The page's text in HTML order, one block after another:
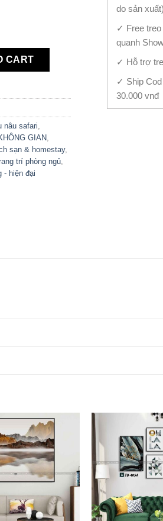
Trừu Tượng Hiện Đại TB-1657 quantity
CART
nâu safari
GIAN
sạn & homestay,
trí phòng ngủ
- hiện đại
do sản
✓ Free treo
quanh
✓ Hỗ trợ
✓ Ship
30.000 vnđ